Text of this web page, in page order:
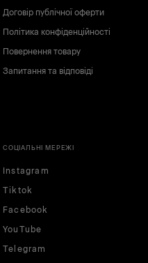
Договір публічної оферти
Політика конфіденційності
Повернення товару
Запитання та відповіді
СОЦІАЛЬНІ МЕРЕЖІ
Instagram
Tiktok
Facebook
YouTube
Telegram